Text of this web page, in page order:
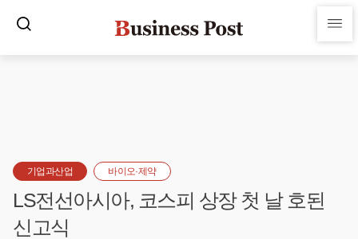
기업과산업 바이오·제약
LS전선아시아, 코스피 상장 첫 날 호된
신고식